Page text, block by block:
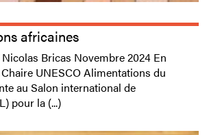
africaines
Bricas Novembre 2024 En
UNESCO Alimentations du
au Salon international de
pour la (...)